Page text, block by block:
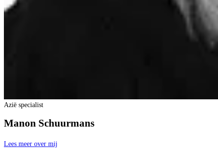
Azië specialist
Manon Schuurmans
Lees meer over mij